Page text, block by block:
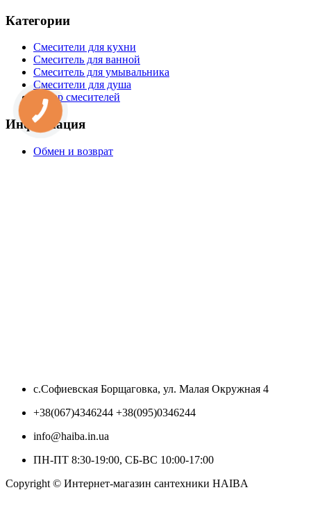
Категории
Смесители для кухни
Смеситель для ванной
Смеситель для умывальника
Смесители для душа
Набор смесителей
Информация
Обмен и возврат
с.Софиевская Борщаговка, ул. Малая Окружная 4
+38(067)4346244 +38(095)0346244
info@haiba.in.ua
ПН-ПТ 8:30-19:00, СБ-ВС 10:00-17:00
Copyright © Интернет-магазин сантехники HAIBA